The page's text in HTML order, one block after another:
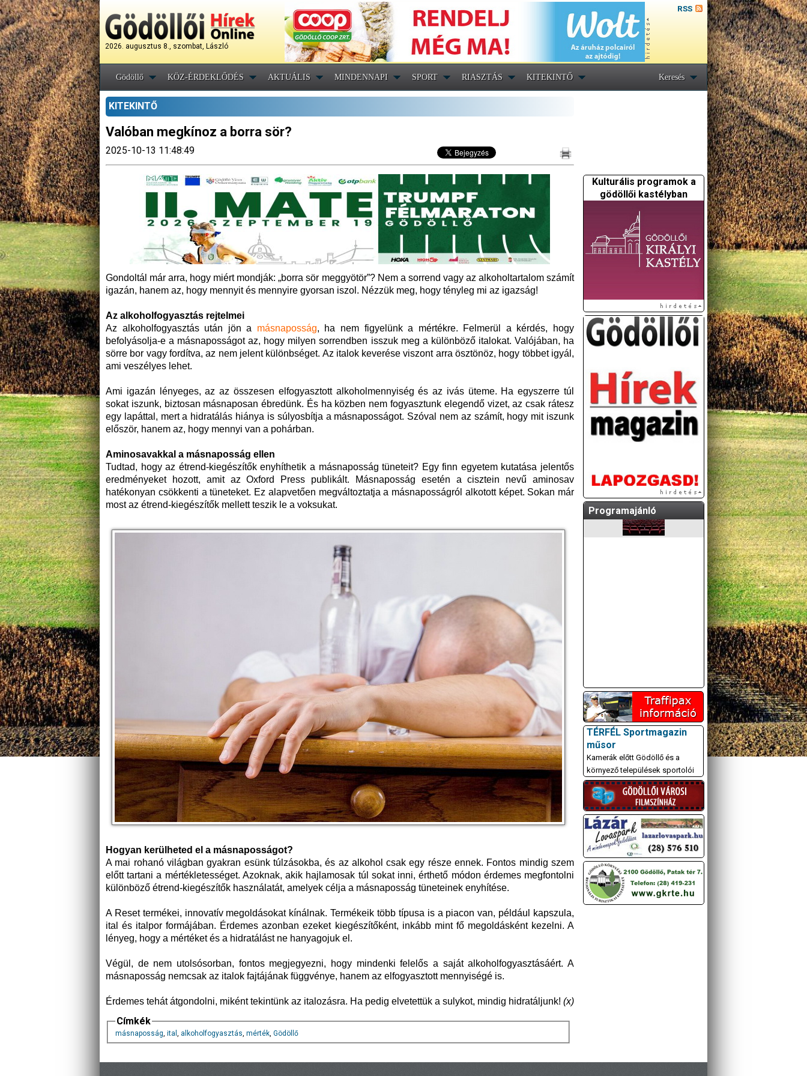
2026. augusztus 8., szombat, László
RSS
Gödöllő KÖZ-ÉRDEKLŐDÉS AKTUÁLIS MINDENNAPI SPORT RIASZTÁS KITEKINTŐ Keresés
KITEKINTŐ
Valóban megkínoz a borra sör?
2025-10-13 11:48:49
Gondoltál már arra, hogy miért mondják: „borra sör meggyötör”? Nem a sorrend vagy az alkoholtartalom számít
igazán, hanem az, hogy mennyit és mennyire gyorsan iszol. Nézzük meg, hogy tényleg mi az igazság!
Az alkoholfogyasztás rejtelmei
Az alkoholfogyasztás után jön a másnaposság, ha nem figyelünk a mértékre. Felmerül a kérdés, hogy
befolyásolja-e a másnaposságot az, hogy milyen sorrendben isszuk meg a különböző italokat. Valójában, ha
sörre bor vagy fordítva, az nem jelent különbséget. Az italok keverése viszont arra ösztönöz, hogy többet igyál,
ami veszélyes lehet.
Ami igazán lényeges, az az összesen elfogyasztott alkoholmennyiség és az ivás üteme. Ha egyszerre túl
sokat iszunk, biztosan másnaposan ébredünk. És ha közben nem fogyasztunk elegendő vizet, az csak rátesz
egy lapáttal, mert a hidratálás hiánya is súlyosbítja a másnaposságot. Szóval nem az számít, hogy mit iszunk
először, hanem az, hogy mennyi van a pohárban.
Aminosavakkal a másnaposság ellen
Tudtad, hogy az étrend-kiegészítők enyhíthetik a másnaposság tüneteit? Egy finn egyetem kutatása jelentős
eredményeket hozott, amit az Oxford Press publikált. Másnaposság esetén a cisztein nevű aminosav
hatékonyan csökkenti a tüneteket. Ez alapvetően megváltoztatja a másnaposságról alkotott képet. Sokan már
most az étrend-kiegészítők mellett teszik le a voksukat.
Hogyan kerülheted el a másnaposságot?
A mai rohanó világban gyakran esünk túlzásokba, és az alkohol csak egy része ennek. Fontos mindig szem
előtt tartani a mértékletességet. Azoknak, akik hajlamosak túl sokat inni, érthető módon érdemes megfontolni
különböző étrend-kiegészítők használatát, amelyek célja a másnaposság tüneteinek enyhítése.
A Reset termékei, innovatív megoldásokat kínálnak. Termékeik több típusa is a piacon van, például kapszula,
ital és italpor formájában. Érdemes azonban ezeket kiegészítőként, inkább mint fő megoldásként kezelni. A
lényeg, hogy a mértéket és a hidratálást ne hanyagojuk el.
Végül, de nem utolsósorban, fontos megjegyezni, hogy mindenki felelős a saját alkoholfogyasztásáért. A
másnaposság nemcsak az italok fajtájának függvénye, hanem az elfogyasztott mennyiségé is.
Érdemes tehát átgondolni, miként tekintünk az italozásra. Ha pedig elvetettük a sulykot, mindig hidratáljunk! (x)
Címkék
másnaposság, ital , alkoholfogyasztás, mérték, Gödöllő
Kulturális programok a
gödöllői kastélyban
Programajánló
A GÖDÖLLŐI ÉS
KÖRNYÉKBELI
KULTURÁLIS- ÉS
SPORTPROGRAMOKAT
KÖZZÉ!
TÉRFÉL Sportmagazin
műsor
Kamerák előtt Gödöllő és a
környező települések sportolói